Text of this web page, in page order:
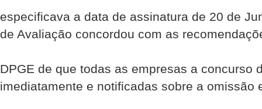
especificava a data de assinatura de 20 de
de Avaliação concordou com as
DPGE de que todas as empresas a concurso
imediatamente e notificadas sobre a omissão